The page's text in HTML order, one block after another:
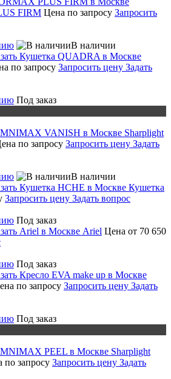
FIRM Цена по запросу Запросить
В наличии
по запросу Запросить цену Задать
Под заказ
Sharplight
по запросу Запросить цену Задать
В наличии
Кушетка
Запросить цену Задать вопрос
Под заказ
Ariel Цена от 70 650
Под заказ
по запросу Запросить цену Задать
Под заказ
Sharplight
по запросу Запросить цену Задать